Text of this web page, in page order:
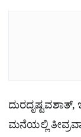
ಮನೆಯಲ್ಲಿ